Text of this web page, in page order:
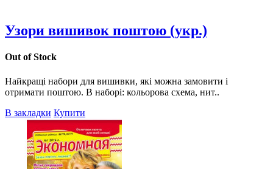
Узори вишивок поштою (укр.)
Out of Stock
Найкращі набори для вишивки, які можна замовити і
отримати поштою. В наборі: кольорова схема, нит..
В закладки Купити